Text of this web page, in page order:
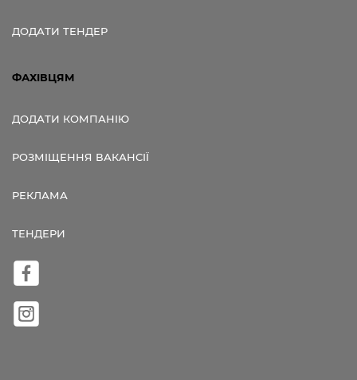
ДОДАТИ ТЕНДЕР
ФАХІВЦЯМ
ДОДАТИ КОМПАНІЮ
РОЗМІЩЕННЯ ВАКАНСІЇ
РЕКЛАМА
ТЕНДЕРИ